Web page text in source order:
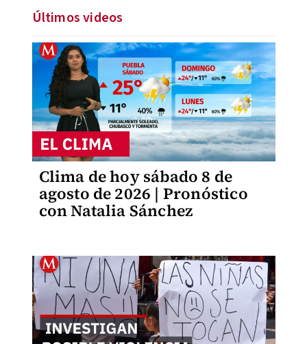
Últimos videos
Clima de hoy sábado 8 de
agosto de 2026 | Pronóstico
con Natalia Sánchez